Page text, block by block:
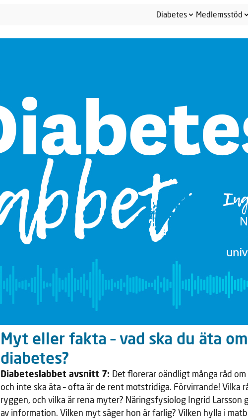
Diabetes Medlemsstöd
Myt eller fakta – vad ska du äta
diabetes?
Diabeteslabbet avsnitt 7: Det florerar oändligt många råd
och inte ska äta – ofta är de rent motstridiga. Förvirrande! Vilka
ryggen, och vilka är rena myter? Näringsfysiolog Ingrid Larsson
av information. Vilken myt säger hon är farlig? Vilken hylla i